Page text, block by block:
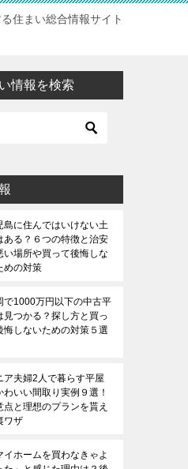
住まい総合情報サイト
情報を検索
島に住んではいけない土
ある？６つの特徴と治安
い場所や買って後悔しな
めの対策
で1000万円以下の中古平
見つかる？探し方と買っ
悔しないための対策５選
ア夫婦2人で暮らす平屋
わいい間取り実例９選！
点と理想のプランを貰え
ワザ
イホームを買わなきゃよ